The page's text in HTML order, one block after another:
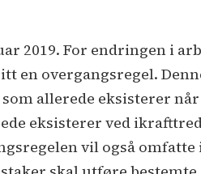
2019. For endringen i
en overgangsregel.
allerede eksisterer
eksisterer ved
vil også